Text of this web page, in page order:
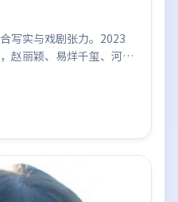
写实与戏剧张力。2023
赵丽颖、易烊千玺、河正
风格统一，配乐与剪辑强